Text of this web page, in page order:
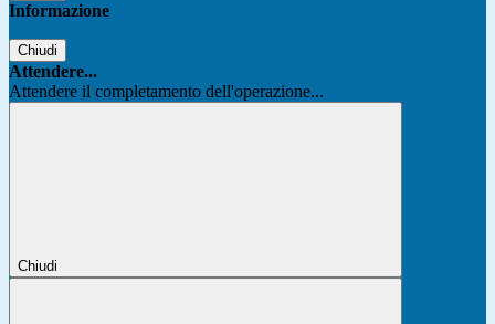
Informazione
Chiudi
Attendere...
Attendere il completamento dell'operazione...
Chiudi